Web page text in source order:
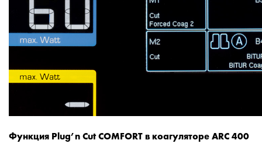
Функция Plug’n Cut COMFORT в коагуляторе ARC 400